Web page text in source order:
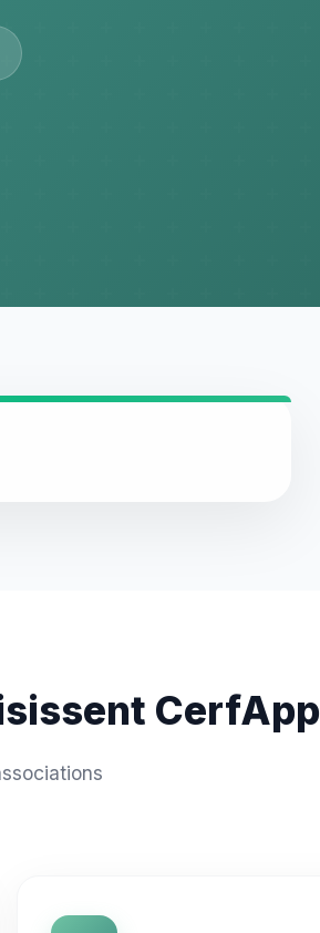
CerfApp